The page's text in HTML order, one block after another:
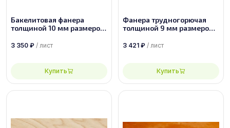
Бакелитовая фанера
толщиной 10 мм размером
3 350 ₽ / лист
Купить
Фанера трудногорючая
толщиной 9 мм размером
3 421 ₽ / лист
Купить